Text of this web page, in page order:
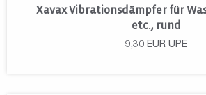
Xavax Vibrationsdämpfer für
etc., rund
9,30 EUR UPE